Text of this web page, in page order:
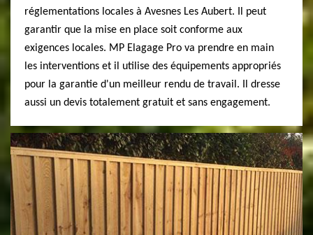
réglementations locales à Avesnes Les Aubert. Il peut
garantir que la mise en place soit conforme aux
exigences locales. MP Elagage Pro va prendre en main
les interventions et il utilise des équipements appropriés
pour la garantie d'un meilleur rendu de travail. Il dresse
aussi un devis totalement gratuit et sans engagement.